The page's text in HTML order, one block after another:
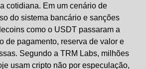
cotidiana. Em um cenário de
do sistema bancário e sanções
como o USDT passaram a
de pagamento, reserva de valor e
Segundo a TRM Labs, milhões
usam cripto não por especulação,